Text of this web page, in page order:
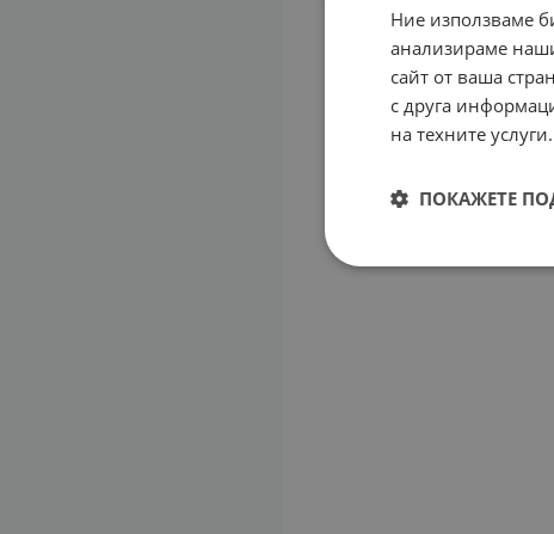
Ние използваме
анализираме
сайт от ваша
с друга
на техните услуги.
ПОКАЖЕТЕ